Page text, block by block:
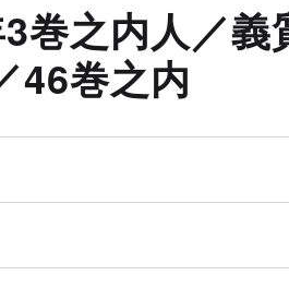
巻之内人／
46巻之内